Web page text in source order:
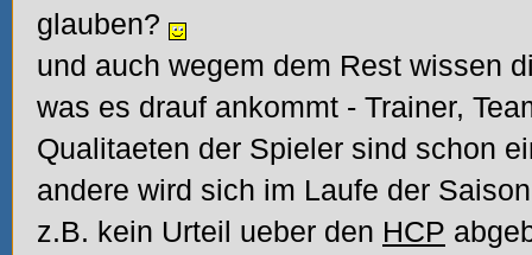
glauben?
und auch wegem dem Rest wissen
was es drauf ankommt - Trainer,
Qualitaeten der Spieler sind schon
andere wird sich im Laufe der
z.B. kein Urteil ueber den HCP